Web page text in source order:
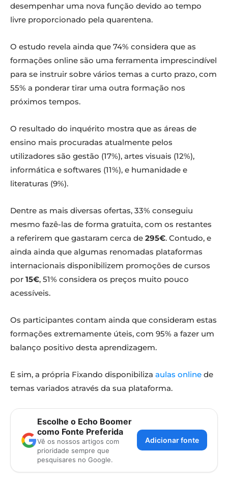
desempenhar uma nova função devido ao tempo
livre proporcionado pela quarentena.
O estudo revela ainda que 74% considera que as
formações online são uma ferramenta imprescindível
para se instruir sobre vários temas a curto prazo, com
55% a ponderar tirar uma outra formação nos
próximos tempos.
O resultado do inquérito mostra que as áreas de
ensino mais procuradas atualmente pelos
utilizadores são gestão (17%), artes visuais (12%),
informática e softwares (11%), e humanidade e
literaturas (9%).
Dentre as mais diversas ofertas, 33% conseguiu
mesmo fazê-las de forma gratuita, com os restantes
a referirem que gastaram cerca de 295€. Contudo, e
ainda ainda que algumas renomadas plataformas
internacionais disponibilizem promoções de cursos
por 15€, 51% considera os preços muito pouco
acessíveis.
Os participantes contam ainda que consideram estas
formações extremamente úteis, com 95% a fazer um
balanço positivo desta aprendizagem.
E sim, a própria Fixando disponibiliza aulas online de
temas variados através da sua plataforma.
Escolhe o Echo Boomer
como Fonte Preferida
Vê os nossos artigos com
prioridade sempre que
pesquisares no Google.
Adicionar fonte